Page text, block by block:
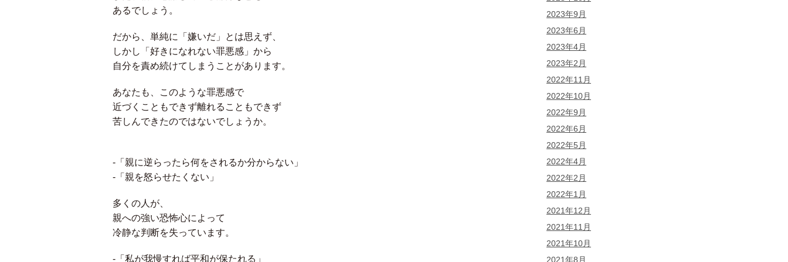
あるでしょう。
だから、単純に「嫌いだ」とは思えず、
しかし「好きになれない罪悪感」から
自分を責め続けてしまうことがあります。
あなたも、このような罪悪感で
近づくこともできず離れることもできず
苦しんできたのではないでしょうか。
-「親に逆らったら何をされるか分からない」
-「親を怒らせたくない」
多くの人が、
親への強い恐怖心によって
冷静な判断を失っています。
-「私が我慢すれば平和が保たれる」
2023年9月
2023年6月
2023年4月
2023年2月
2022年11月
2022年10月
2022年9月
2022年6月
2022年5月
2022年4月
2022年2月
2022年1月
2021年12月
2021年11月
2021年10月
2021年8月